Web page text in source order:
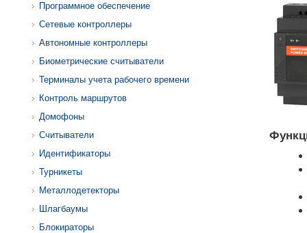
Программное обеспечение
Сетевые контроллеры
Автономные контроллеры
Биометрические считыватели
Терминалы учета рабочего времени
Контроль маршрутов
Домофоны
Считыватели
Идентификаторы
Турникеты
Металлодетекторы
Шлагбаумы
Блокираторы